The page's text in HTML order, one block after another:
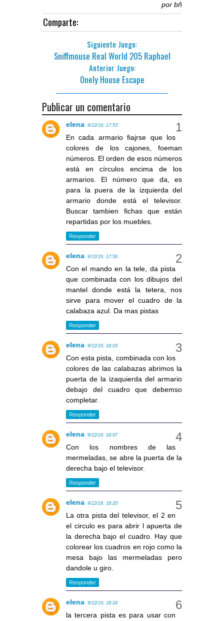
por bñ
Comparte:
Siguiente Juego:
Sniffmouse Real World 205 Raphael
Anterior Juego:
Onely House Escape
Publicar un comentario
elena 9/12/19, 17:53
En cada armario fiajrse que los
colores de los cajones, foeman
números. El orden de esos números
está en círculos encima de los
armarios. El número que da, es
para la puera de la izquierda del
armario donde está el televisor.
Buscar tambien fichas que están
repartidas por los muebles.
Responder
elena 9/12/19, 17:56
Con el mando en la tele, da pista
que combinada con los dibujos del
mantel donde está la tetera, nos
sirve para mover el cuadro de la
calabaza azul. Da mas pistas
Responder
elena 9/12/19, 18:03
Con esta pista, combinada con los
colores de las calabazas abrimos la
puerta de la izaquierda del armario
debajo del cuadro que debemso
completar.
Responder
elena 9/12/19, 18:07
Con los nombres de las
mermeladas, se abre la puerta de la
derecha bajo el televisor.
Responder
elena 9/12/19, 18:20
La otra pista del televisor, el 2 en
el circulo es para abrir l apuerta de
la derecha bajo el cuadro. Hay que
colorear los cuadros en rojo como la
mesa bajo las mermeladas pero
dandole u giro.
Responder
elena 9/12/19, 18:24
la tercera pista es para usar con